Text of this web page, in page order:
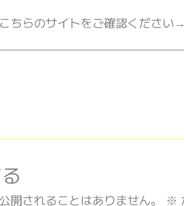
ちらのサイトをご確認ください→
開されることはありません。 ※